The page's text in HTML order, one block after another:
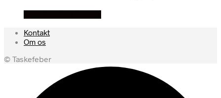
Kontakt
Om os
© Taskefeber